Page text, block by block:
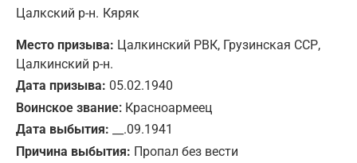
Цалкский р-н. Кяряк
Место призыва: Цалкинский РВК, Грузинская ССР,
Цалкинский р-н.
Дата призыва: 05.02.1940
Воинское звание: Красноармеец
Дата выбытия: __.09.1941
Причина выбытия: Пропал без вести